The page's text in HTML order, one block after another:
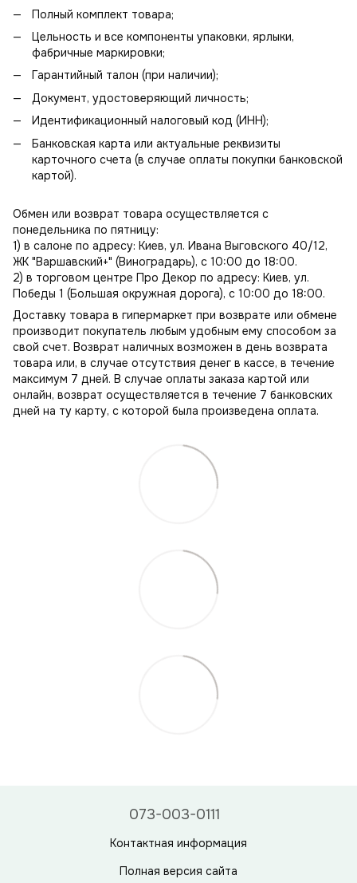
Полный комплект товара;
Цельность и все компоненты упаковки, ярлыки,
фабричные маркировки;
Гарантийный талон (при наличии);
Документ, удостоверяющий личность;
Идентификационный налоговый код (ИНН);
Банковская карта или актуальные реквизиты
карточного счета (в случае оплаты покупки банковской
картой).
Обмен или возврат товара осуществляется с
понедельника по пятницу:
1) в салоне по адресу: Киев, ул. Ивана Выговского 40/12,
ЖК "Варшавский+" (Виноградарь), с 10:00 до 18:00.
2) в торговом центре Про Декор по адресу: Киев, ул.
Победы 1 (Большая окружная дорога), с 10:00 до 18:00.
Доставку товара в гипермаркет при возврате или обмене
производит покупатель любым удобным ему способом за
свой счет. Возврат наличных возможен в день возврата
товара или, в случае отсутствия денег в кассе, в течение
максимум 7 дней. В случае оплаты заказа картой или
онлайн, возврат осуществляется в течение 7 банковских
дней на ту карту, с которой была произведена оплата.
073-003-0111
Контактная информация
Полная версия сайта